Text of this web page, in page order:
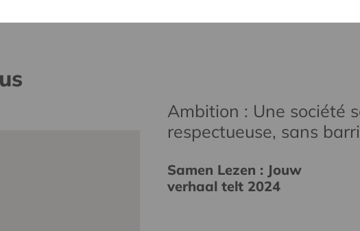
Ambition : Une société
respectueuse, sans
Samen Lezen : Jouw
verhaal telt 2024